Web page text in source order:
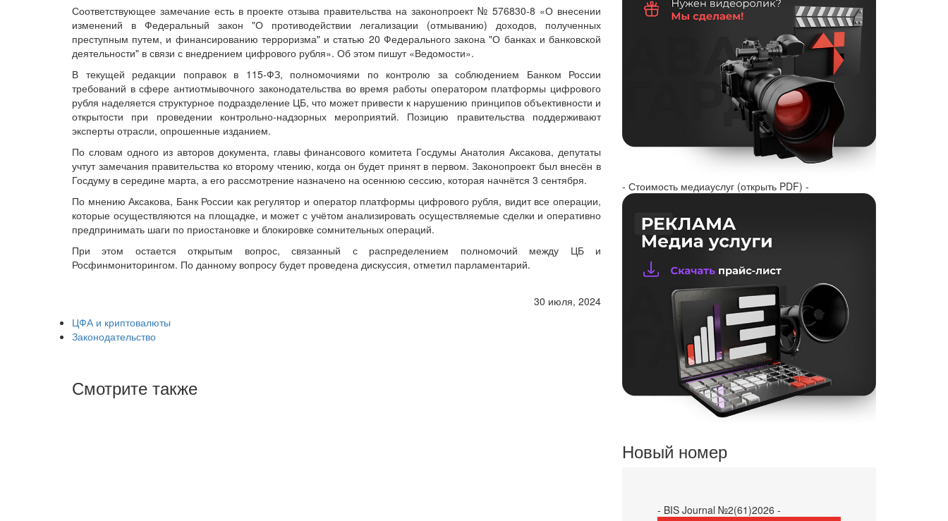
Соответствующее замечание есть в проекте отзыва правительства на законопроект № 576830-8 «О внесении
изменений в Федеральный закон "О противодействии легализации (отмыванию) доходов, полученных
преступным путем, и финансированию терроризма" и статью 20 Федерального закона "О банках и банковской
деятельности" в связи с внедрением цифрового рубля». Об этом пишут «Ведомости».
В текущей редакции поправок в 115-ФЗ, полномочиями по контролю за соблюдением Банком России
требований в сфере антиотмывочного законодательства во время работы оператором платформы цифрового
рубля наделяется структурное подразделение ЦБ, что может привести к нарушению принципов объективности и
открытости при проведении контрольно-надзорных мероприятий. Позицию правительства поддерживают
эксперты отрасли, опрошенные изданием.
По словам одного из авторов документа, главы финансового комитета Госдумы Анатолия Аксакова, депутаты
учтут замечания правительства ко второму чтению, когда он будет принят в первом. Законопроект был внесён в
Госдуму в середине марта, а его рассмотрение назначено на осеннюю сессию, которая начнётся 3 сентября.
По мнению Аксакова, Банк России как регулятор и оператор платформы цифрового рубля, видит все операции,
которые осуществляются на площадке, и может с учётом анализировать осуществляемые сделки и оперативно
предпринимать шаги по приостановке и блокировке сомнительных операций.
При этом остается открытым вопрос, связанный с распределением полномочий между ЦБ и
Росфинмониторингом. По данному вопросу будет проведена дискуссия, отметил парламентарий.
30 июля, 2024
ЦФА и криптовалюты
Законодательство
Смотрите также
- Стоимость медиауслуг (открыть PDF) -
Новый номер
- BIS Journal №2(61)2026 -